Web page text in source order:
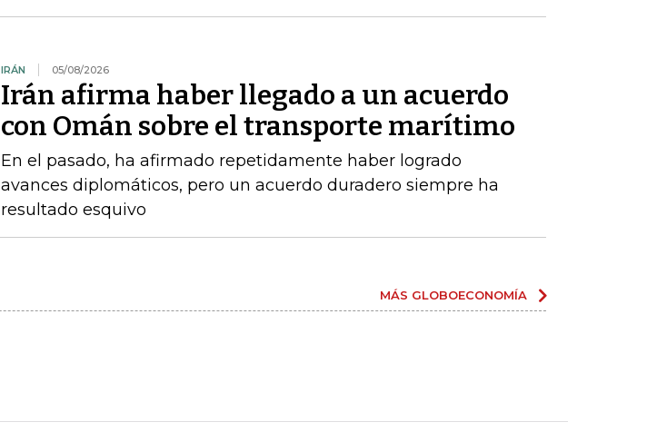
IRÁN 05/08/2026
Irán afirma haber llegado a un acuerdo
con Omán sobre el transporte marítimo
En el pasado, ha afirmado repetidamente haber logrado
avances diplomáticos, pero un acuerdo duradero siempre ha
resultado esquivo
MÁS GLOBOECONOMÍA